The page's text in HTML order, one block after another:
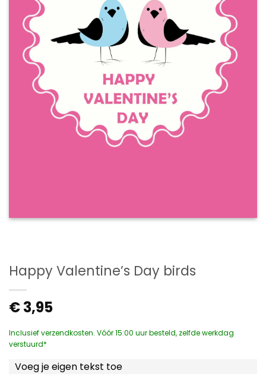
Happy Valentine’s Day birds
€3,95
Inclusief verzendkosten. Vóór 15:00 uur besteld, zelfde werkdag
verstuurd*
Voeg je eigen tekst toe